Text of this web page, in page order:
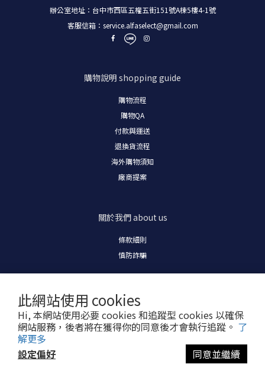
此網站使用 cookies
Hi, 本網站使用必要 cookies 和追蹤型 cookies 以確保
網站服務，後者將在獲得你的同意後才會執行追蹤。 了
解更多
設定偏好
同意並繼續
辦公室地址：台中市西區五權五街151號A棟5樓4-1號
客服信箱： service.alfaselect@gmail.com
購物說明 shopping guide
購物流程
購物QA
付款與運送
退換貨流程
海外購物須知
廠商提案
關於我們about us
條款細則
慎防詐騙
我們絕對不會打電話要求您變更付款條件、提供 OTP 驗證碼或操作 ATM。
若有疑慮，請直接掛斷，並自行撥打官方客服或 165反詐騙諮詢專線。